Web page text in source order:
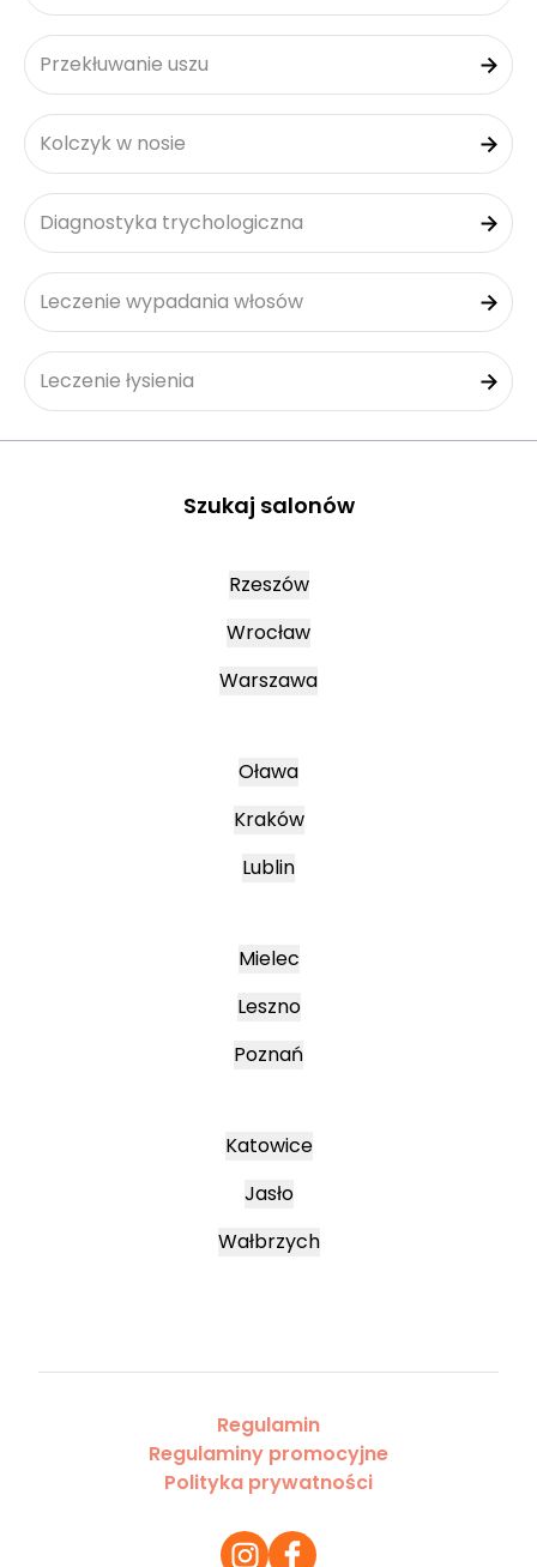
Przekłuwanie uszu
Kolczyk w nosie
Diagnostyka trychologiczna
Leczenie wypadania włosów
Leczenie łysienia
Szukaj salonów
Rzeszów
Wrocław
Warszawa
Oława
Kraków
Lublin
Mielec
Leszno
Poznań
Katowice
Jasło
Wałbrzych
Regulamin
Regulaminy promocyjne
Polityka prywatności